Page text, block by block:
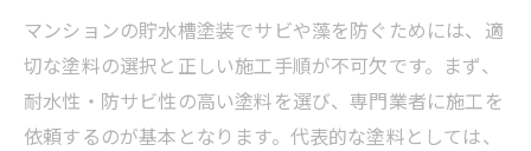
マンションの貯水槽塗装でサビや藻を防ぐためには、適
切な塗料の選択と正しい施工手順が不可欠です。まず、
耐水性・防サビ性の高い塗料を選び、専門業者に施工を
依頼するのが基本となります。代表的な塗料としては、